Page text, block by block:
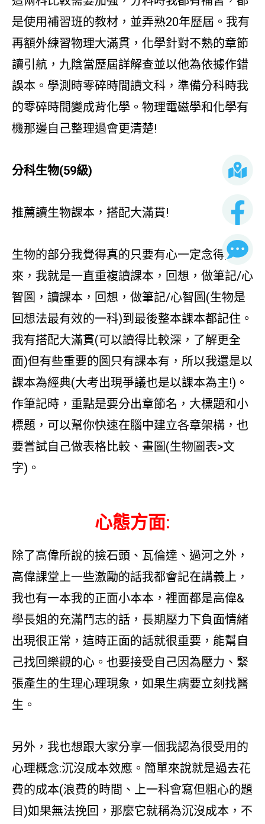
是使用補習班的教材，並弄熟20年歷屆。我有
再額外練習物理大滿貫，化學針對不熟的章節
讀引航，九陰當歷屆詳解查並以他為依據作錯
誤本。學測時零碎時間讀文科，準備分科時我
的零碎時間變成背化學。物理電磁學和化學有
機那邊自己整理過會更清楚!
分科生物(59級)
推薦讀生物課本，搭配大滿貫!
生物的部分我覺得真的只要有心一定念得起
來，我就是一直重複讀課本，回想，做筆記/心
智圖，讀課本，回想，做筆記/心智圖(生物是
回想法最有效的一科)到最後整本課本都記住。
我有搭配大滿貫(可以讀得比較深，了解更全
面)但有些重要的圖只有課本有，所以我還是以
課本為經典(大考出現爭議也是以課本為主!)。
作筆記時，重點是要分出章節名，大標題和小
標題，可以幫你快速在腦中建立各章架構，也
要嘗試自己做表格比較、畫圖(生物圖表>文
字)。
心態方面:
除了高偉所說的撿石頭、瓦倫達、過河之外，
高偉課堂上一些激勵的話我都會記在講義上，
我也有一本我的正面小本本，裡面都是高偉&
學長姐的充滿鬥志的話，長期壓力下負面情緒
出現很正常，這時正面的話就很重要，能幫自
己找回樂觀的心。也要接受自己因為壓力、緊
張產生的生理心理現象，如果生病要立刻找醫
生。
另外，我也想跟大家分享一個我認為很受用的
心理概念:沉沒成本效應。簡單來說就是過去花
費的成本(浪費的時間、上一科會寫但粗心的題
目)如果無法挽回，那麼它就稱為沉沒成本，不